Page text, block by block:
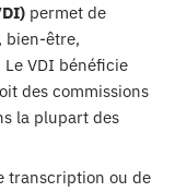
permet de
bien-être,
VDI bénéficie
des commissions
la plupart des
transcription ou de